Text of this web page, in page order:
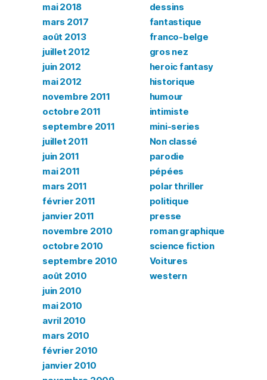
mai 2018
mars 2017
août 2013
juillet 2012
juin 2012
mai 2012
novembre 2011
octobre 2011
septembre 2011
juillet 2011
juin 2011
mai 2011
mars 2011
février 2011
janvier 2011
novembre 2010
octobre 2010
septembre 2010
août 2010
juin 2010
mai 2010
avril 2010
mars 2010
février 2010
janvier 2010
dessins
fantastique
franco-belge
gros nez
heroic fantasy
historique
humour
intimiste
mini-series
Non classé
parodie
pépées
polar thriller
politique
presse
roman graphique
science fiction
Voitures
western